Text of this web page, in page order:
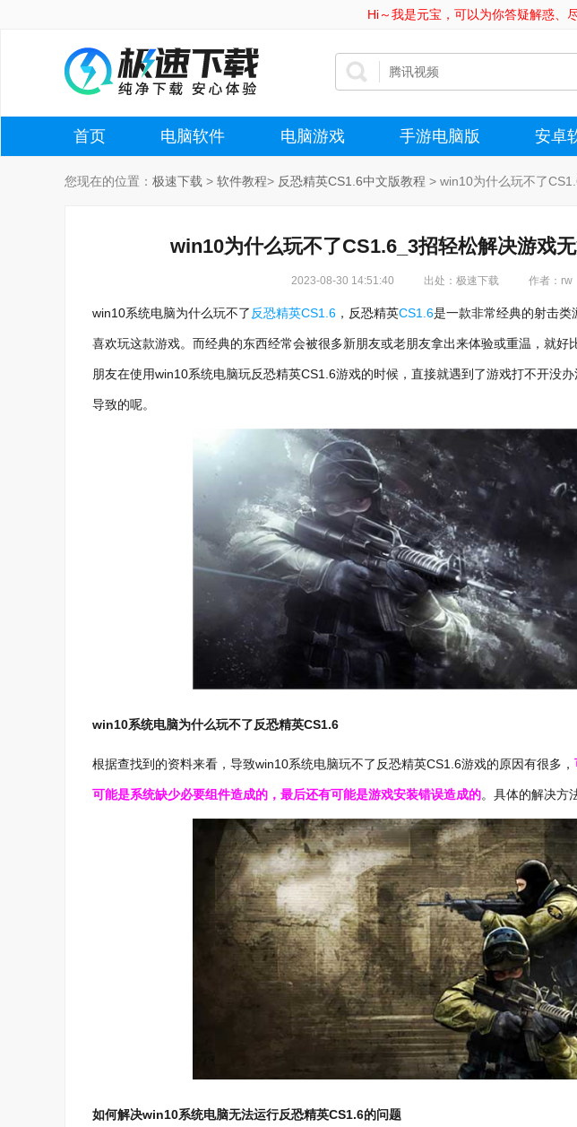
Hi～我是元宝，可以为你答疑解惑、
首页 电脑软件 电脑游戏 手游电脑版 安卓
您现在的位置： 极速下载 > 软件教程> 反恐精英CS1.6中文版教程 > win10为什么玩不了
win10为什么玩不了CS1.6_3招轻松解决游戏
2023-08-30 14:51:40 出处：极速下载 作者：rw
win10系统电脑为什么玩不了 反恐精英CS1.6 ，反恐精英CS1.6是一款非常经典的射击类
喜欢玩这款游戏。而经典的东西经常会被很多新朋友或老朋友拿出来体验或重温，就好
朋友在使用win10系统电脑玩反恐精英CS1.6游戏的时候，直接就遇到了游戏打不开没
导致的呢。
win10系统电脑为什么玩不了反恐精英CS1.6
根据查找到的资料来看，导致win10系统电脑玩不了反恐精英CS1.6游戏的原因有很多，
可能是系统缺少必要组件造成的，最后还有可能是游戏安装错误造成的。具体的解决方
如何解决win10系统电脑无法运行反恐精英CS1.6的问题